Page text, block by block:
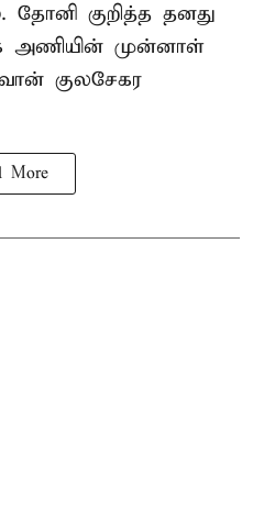
குறித்த தனது
அணியின் முன்னாள்
குலசேகர
More